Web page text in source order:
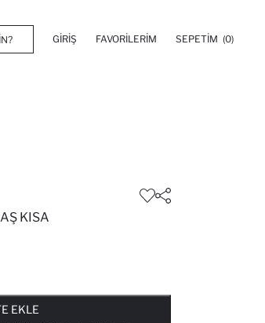
GIRIŞ FAVORILERIM SEPETIM (0)
KISA
EKLE